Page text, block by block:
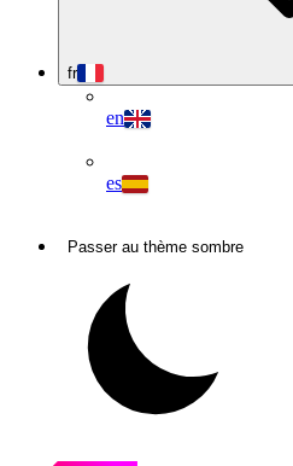
fr
en
es
Passer au thème sombre